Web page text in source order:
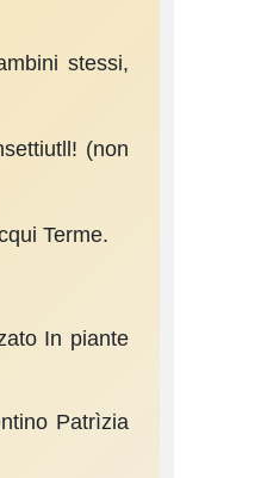
stessi,
(non
Terme.
In piante
Patrìzia